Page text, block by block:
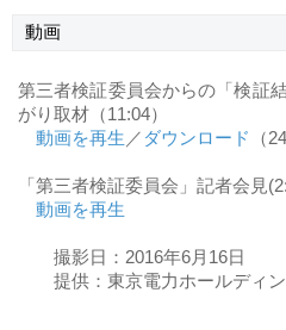
動画
第三者検証委員会からの「検証
がり取材（11:04）
動画を再生 ／ ダウンロード （
「第三者検証委員会」記者会見
動画を再生
撮影日：2016年6月16日
提供：東京電力ホールディン